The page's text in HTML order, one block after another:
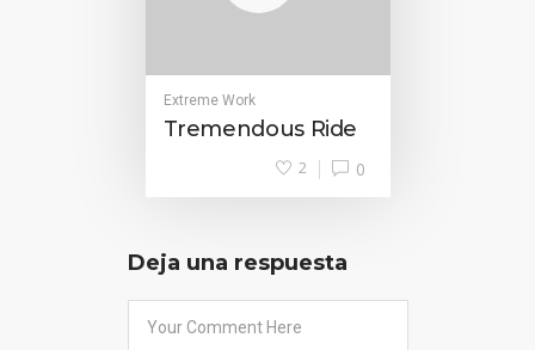
Extreme Work
Tremendous Ride
0
2
Deja una respuesta